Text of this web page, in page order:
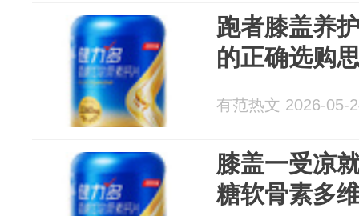
跑者膝盖养
的正确选购
有范热文 2026-05-
膝盖一受凉
糖软骨素多